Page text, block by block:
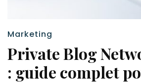
Marketing
Private Blog
: guide complet